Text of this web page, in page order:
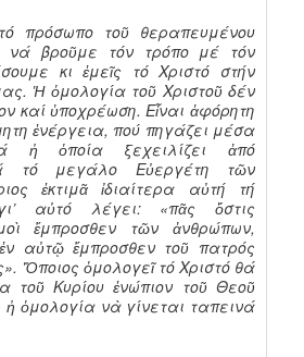
πρόσωπο τοῦ θεραπευμένου
νά βροῦμε τόν τρόπο μέ τόν
κι ἐμεῖς τό Χριστό στήν
Ἡ ὁμολογία τοῦ Χριστοῦ δέν
καί ὑποχρέωση. Εἶναι ἀφόρητη
ἐνέργεια, πού πηγάζει μέσα
ἡ ὁποία ξεχειλίζει ἀπό
τό μεγάλο Εὐεργέτη τῶν
ἐκτιμᾶ ἰδιαίτερα αὐτή τή
αὐτό λέγει: «πᾶς ὅστις
ἔμπροσθεν τῶν ἀνθρώπων,
αὐτῷ ἔμπροσθεν τοῦ πατρός
Ὅποιος ὁμολογεῖ τό Χριστό θά
τοῦ Κυρίου ἐνώπιον τοῦ Θεοῦ
ἡ ὁμολογία νὰ γίνεται ταπεινά